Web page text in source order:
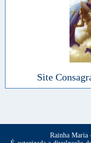
Site
Rainha Maria